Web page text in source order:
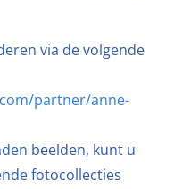
via de volgende
partner/anne-
beelden, kunt u
fotocollecties